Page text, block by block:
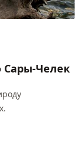
Сары-Челек